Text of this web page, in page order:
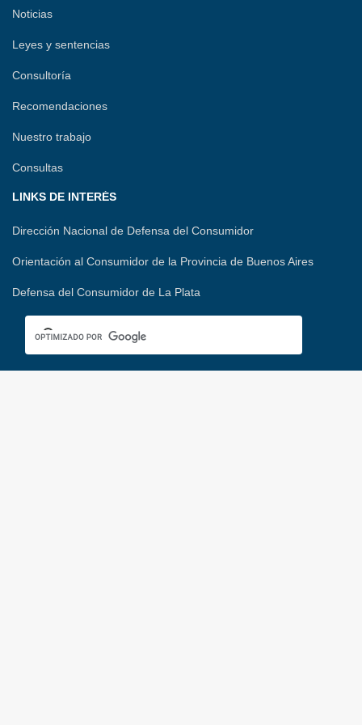
Noticias
Leyes y sentencias
Consultoría
Recomendaciones
Nuestro trabajo
Consultas
LINKS DE INTERÉS
Dirección Nacional de Defensa del Consumidor
Orientación al Consumidor de la Provincia de Buenos Aires
Defensa del Consumidor de La Plata